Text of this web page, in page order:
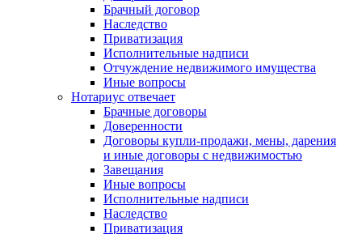
Брачный договор
Наследство
Приватизация
Исполнительные надписи
Отчуждение недвижимого имущества
Иные вопросы
Нотариус отвечает
Брачные договоры
Доверенности
Договоры купли-продажи, мены, дарения
и иные договоры с недвижимостью
Завещания
Иные вопросы
Исполнительные надписи
Наследство
Приватизация